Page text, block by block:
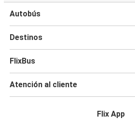
Autobús
Destinos
FlixBus
Atención al cliente
Flix App